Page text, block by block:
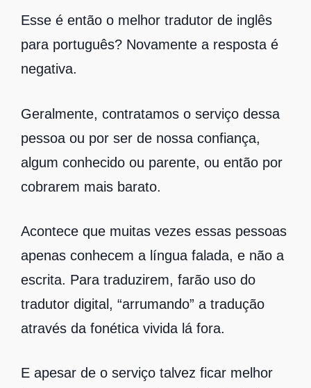
Esse é então o melhor tradutor de inglês
para português? Novamente a resposta é
negativa.
Geralmente, contratamos o serviço dessa
pessoa ou por ser de nossa confiança,
algum conhecido ou parente, ou então por
cobrarem mais barato.
Acontece que muitas vezes essas pessoas
apenas conhecem a língua falada, e não a
escrita. Para traduzirem, farão uso do
tradutor digital, “arrumando” a tradução
através da fonética vivida lá fora.
E apesar de o serviço talvez ficar melhor